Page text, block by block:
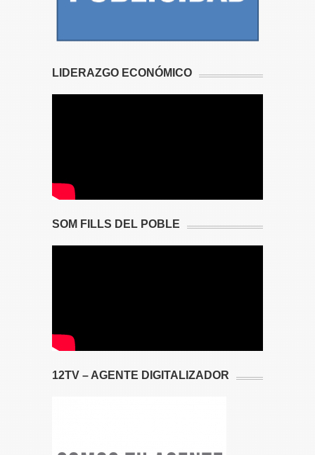
LIDERAZGO ECONÓMICO
SOM FILLS DEL POBLE
12TV – AGENTE DIGITALIZADOR